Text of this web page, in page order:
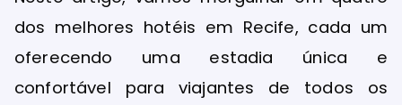
dos melhores hotéis em Recife, cada um
oferecendo uma estadia única e
confortável para viajantes de todos os